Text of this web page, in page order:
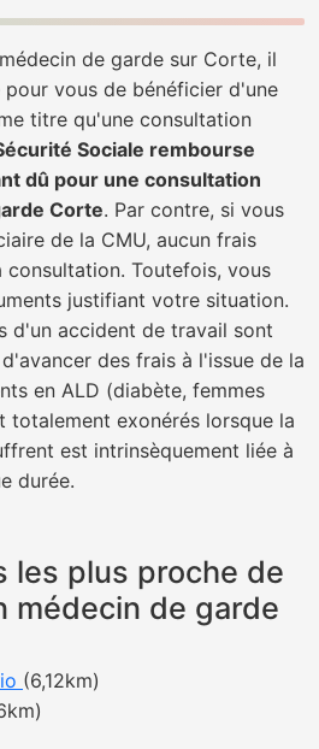
de garde sur Corte, il
vous de bénéficier d'une
titre qu'une consultation
Sociale rembourse
dû pour une consultation
Corte. Par contre, si vous
de la CMU, aucun frais
consultation. Toutefois, vous
justifiant votre situation.
d'un accident de travail sont
des frais à l'issue de la
en ALD (diabète, femmes
totalement exonérés lorsque la
est intrinsèquement liée à
durée.
les plus proche de
médecin de garde
(6,12km)